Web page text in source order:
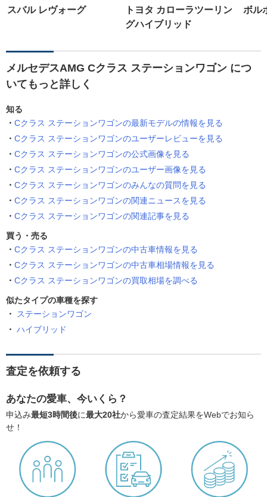
スバル レヴォーグ
トヨタ カローラツーリン
グハイブリッド
ボル
メルセデスAMG Cクラス ステーションワゴン につ
いてもっと詳しく
知る
Cクラス ステーションワゴンの最新モデルの情報を見る
Cクラス ステーションワゴンのユーザーレビューを見る
Cクラス ステーションワゴンの公式画像を見る
Cクラス ステーションワゴンのユーザー画像を見る
Cクラス ステーションワゴンのみんなの質問を見る
Cクラス ステーションワゴンの関連ニュースを見る
Cクラス ステーションワゴンの関連記事を見る
買う・売る
Cクラス ステーションワゴンの中古車情報を見る
Cクラス ステーションワゴンの中古車相場情報を見る
Cクラス ステーションワゴンの買取相場を調べる
似たタイプの車種を探す
ステーションワゴン
ハイブリッド
査定を依頼する
あなたの愛車、今いくら？
申込み最短3時間後に最大20社から愛車の査定結果をWebでお知ら
せ！